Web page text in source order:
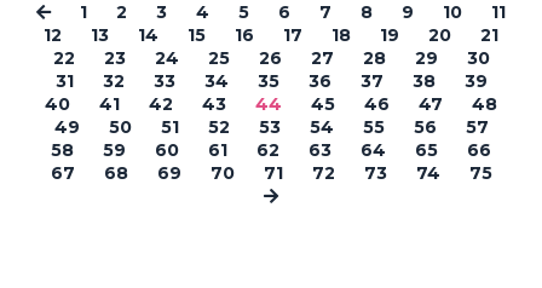
1 2 3 4 5 6 7 8 9 10
11
12
13 14 15 16 17 18 19 20
21
22
23 24 25 26 27 28 29
30
31
32 33 34 35 36 37 38
39
40
41 42 43 44 45 46 47
48
49
50 51 52 53 54 55 56
57
58
59 60 61 62 63 64 65
66
67
68 69 70 71 72 73 74 75